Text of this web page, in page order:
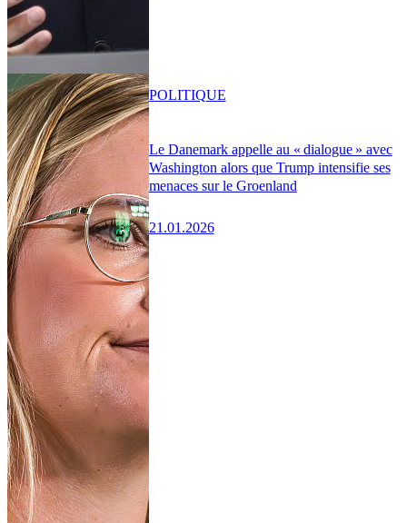
Le Danemark appelle au « dialogue » avec
Washington alors que Trump intensifie ses
menaces sur le Groenland
21.01.2026
POLITIQUE